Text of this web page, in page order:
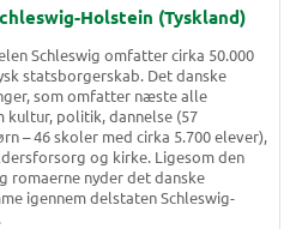
Holstein (Tyskland)
Schleswig omfatter cirka 50.000
statsborgerskab. Det danske
som omfatter næste alle
kultur, politik, dannelse (57
– 46 skoler med cirka 5.700 elever),
og kirke. Ligesom den
romaerne nyder det danske
igennem delstaten Schleswig-